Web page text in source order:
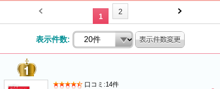
1
2
表示件数:
口コミ:14件